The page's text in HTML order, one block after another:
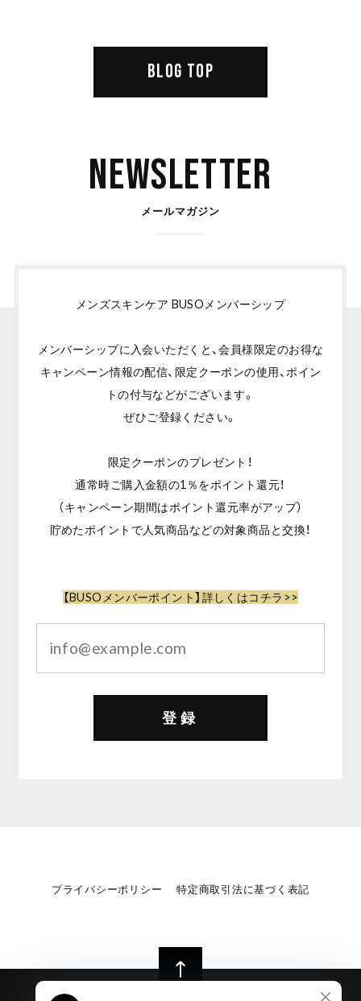
BLOG TOP
Newsletter
メールマガジン
メンズスキンケア BUSOメンバーシップ
メンバーシップに入会いただくと、会員様限定のお得な
キャンペーン情報の配信、限定クーポンの使用、ポイン
トの付与などがございます。
ぜひご登録ください。
限定クーポンのプレゼント！
通常時ご購入金額の1％をポイント還元！
（キャンペーン期間はポイント還元率がアップ）
貯めたポイントで人気商品などの対象商品と交換！
【BUSOメンバーポイント】詳しくはコチラ>>
登録
プライバシーポリシー 特定商取引法に基づく表記